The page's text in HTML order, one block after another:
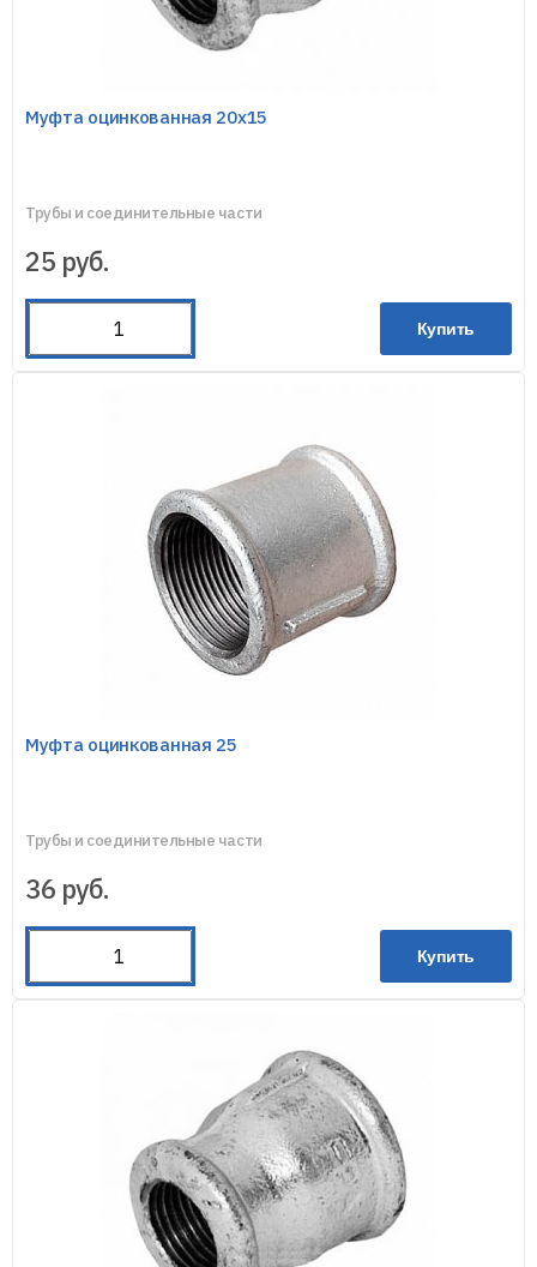
Муфта оцинкованная 20х15
Трубы и соединительные части
25 руб.
Купить
Муфта оцинкованная 25
Трубы и соединительные части
36 руб.
Купить